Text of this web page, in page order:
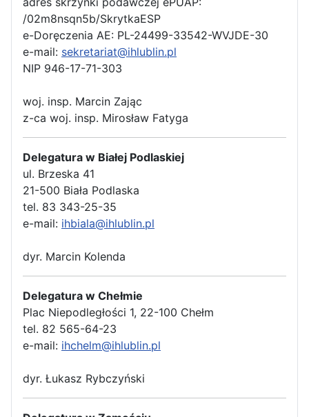
/02m8nsqn5b/SkrytkaESP
e-Doręczenia AE: PL-24499-33542-WVJDE-30
e-mail: sekretariat@ihlublin.pl
NIP 946-17-71-303
woj. insp. Marcin Zając
z-ca woj. insp. Mirosław Fatyga
Delegatura w Białej Podlaskiej
ul. Brzeska 41
21-500 Biała Podlaska
tel. 83 343-25-35
e-mail: ihbiala@ihlublin.pl
dyr. Marcin Kolenda
Delegatura w Chełmie
Plac Niepodległości 1, 22-100 Chełm
tel. 82 565-64-23
e-mail: ihchelm@ihlublin.pl
dyr. Łukasz Rybczyński